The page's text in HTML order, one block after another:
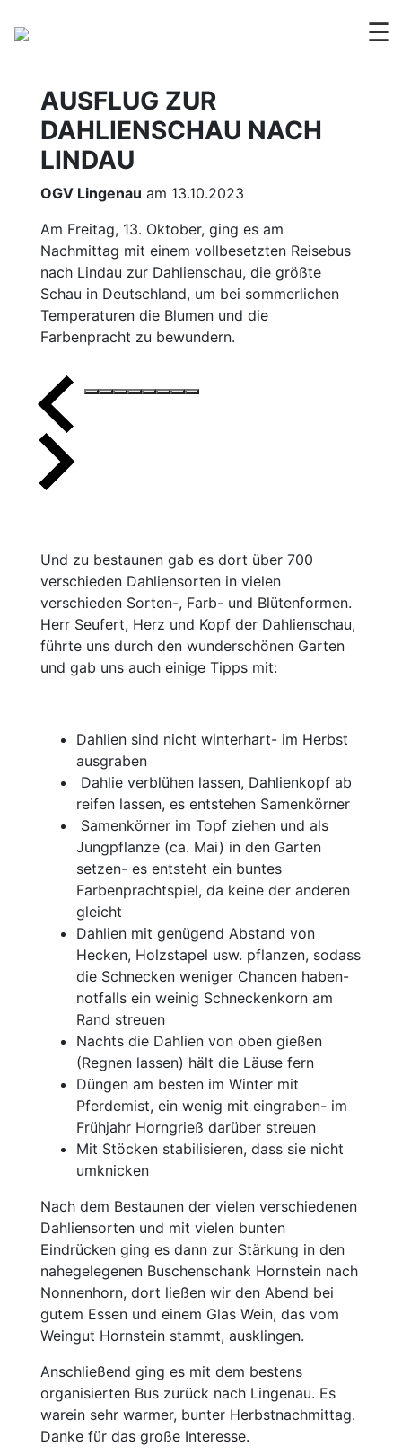
☰
AUSFLUG ZUR
DAHLIENSCHAU NACH
LINDAU
OGV Lingenau am 13.10.2023
Am Freitag, 13. Oktober, ging es am
Nachmittag mit einem vollbesetzten Reisebus
nach Lindau zur Dahlienschau, die größte
Schau in Deutschland, um bei sommerlichen
Temperaturen die Blumen und die
Farbenpracht zu bewundern.
Und zu bestaunen gab es dort über 700
verschieden Dahliensorten in vielen
verschieden Sorten-, Farb- und Blütenformen.
Herr Seufert, Herz und Kopf der Dahlienschau,
führte uns durch den wunderschönen Garten
und gab uns auch einige Tipps mit:
Dahlien sind nicht winterhart- im Herbst
ausgraben
Dahlie verblühen lassen, Dahlienkopf ab
reifen lassen, es entstehen Samenkörner
Samenkörner im Topf ziehen und als
Jungpflanze (ca. Mai) in den Garten
setzen- es entsteht ein buntes
Farbenprachtspiel, da keine der anderen
gleicht
Dahlien mit genügend Abstand von
Hecken, Holzstapel usw. pflanzen, sodass
die Schnecken weniger Chancen haben-
notfalls ein weinig Schneckenkorn am
Rand streuen
Nachts die Dahlien von oben gießen
(Regnen lassen) hält die Läuse fern
Düngen am besten im Winter mit
Pferdemist, ein wenig mit eingraben- im
Frühjahr Horngrieß darüber streuen
Mit Stöcken stabilisieren, dass sie nicht
umknicken
Nach dem Bestaunen der vielen verschiedenen
Dahliensorten und mit vielen bunten
Eindrücken ging es dann zur Stärkung in den
nahegelegenen Buschenschank Hornstein nach
Nonnenhorn, dort ließen wir den Abend bei
gutem Essen und einem Glas Wein, das vom
Weingut Hornstein stammt, ausklingen.
Anschließend ging es mit dem bestens
organisierten Bus zurück nach Lingenau. Es
warein sehr warmer, bunter Herbstnachmittag.
Danke für das große Interesse.